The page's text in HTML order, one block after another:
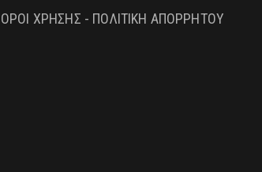
ΟΡΟΙ ΧΡΗΣΗΣ - ΠΟΛΙΤΙΚΗ ΑΠΟΡΡΗΤΟΥ